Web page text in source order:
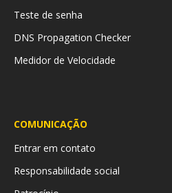
Teste de senha
DNS Propagation Checker
Medidor de Velocidade
COMUNICAÇÃO
Entrar em contato
Responsabilidade social